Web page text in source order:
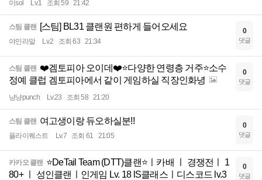
이sol Lv.1 조회 59 21:42
스팀 클랜 [스팀] BL31 클랜원 편하게 들어오세요
야민라말 Lv.2 조회 63 21:34
0
댓글
스팀 클랜 ❤️겜토피아 오이데❤️⭐️다양한 연령층 거주⭐️소수
정예 클럽 겜토피아에서 같이 게임하실 직장인화녕
냥냥punch Lv.23 조회 58 21:20
0
댓글
스팀 클랜 여고생이랑 듀오하실분!!
플라이퀘스트 Lv.7 조회 61 21:05
0
댓글
카카오 클랜 ⭐DeTail Team (DTT)클랜⭐ㅣ카배 ㅣ 경쟁전ㅣ 1
80+ ㅣ 성인클랜ㅣ인게임 Lv. 18 lS클래스ㅣ디스코드 lv.3
0
댓글